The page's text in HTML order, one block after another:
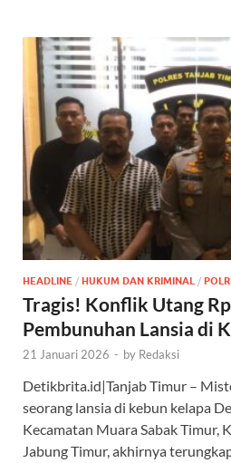
HEADLINE / HUKUM DAN KRIMINAL /
Tragis! Konflik Utang
Pembunuhan Lansia di
21 Januari 2026 - by Redaksi
Detikbrita.id|Tanjab Timur –
seorang lansia di kebun kelapa
Kecamatan Muara Sabak Timur,
Jabung Timur, akhirnya